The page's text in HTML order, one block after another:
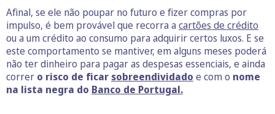
Afinal, se ele não poupar no futuro e fizer compras por
impulso, é bem provável que recorra a cartões de crédito
ou a um crédito ao consumo para adquirir certos luxos. E se
este comportamento se mantiver, em alguns meses poderá
não ter dinheiro para pagar as despesas essenciais, e ainda
correr o risco de ficar sobreendividado e com o nome
na lista negra do Banco de Portugal.